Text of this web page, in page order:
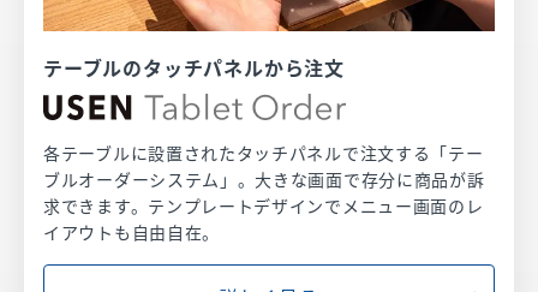
テーブルのタッチパネルから注文
各テーブルに設置されたタッチパネルで注文する「テー
ブルオーダーシステム」。大きな画面で存分に商品が訴
求できます。テンプレートデザインでメニュー画面のレ
イアウトも自由自在。